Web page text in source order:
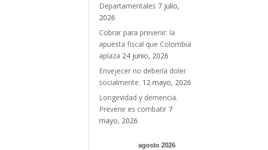
Departamentales 7 julio,
2026
Cobrar para prevenir: la
apuesta fiscal que Colombia
aplaza 24 junio, 2026
Envejecer no debería doler
socialmente. 12 mayo, 2026
Longevidad y demencia.
Prevenir es combatir 7
mayo, 2026
agosto 2026